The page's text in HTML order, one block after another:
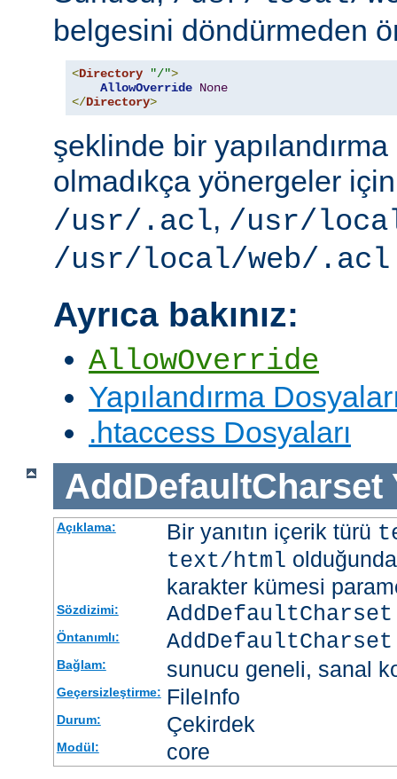
belgesini döndürmeden
<Directory "/">
AllowOverride None
</Directory>
şeklinde bir
olmadıkça yönergeler
/usr/.acl, /usr/
/usr/local/web/.acl
Ayrıca bakınız:
AllowOverride
Yapılandırma
.htaccess Dosyaları
AddDefaultCharset
Açıklama: Bir yanıtın içerik türü
text/html
karakter kümesi
Sözdizimi:
Öntanımlı:
Bağlam: sunucu geneli, sanal
Geçersizleştirme: FileInfo
Durum: Çekirdek
Modül: core